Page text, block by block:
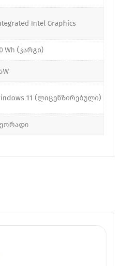
Intel Graphics
Wh (კარგი)
11 (ლიცენზირებული)